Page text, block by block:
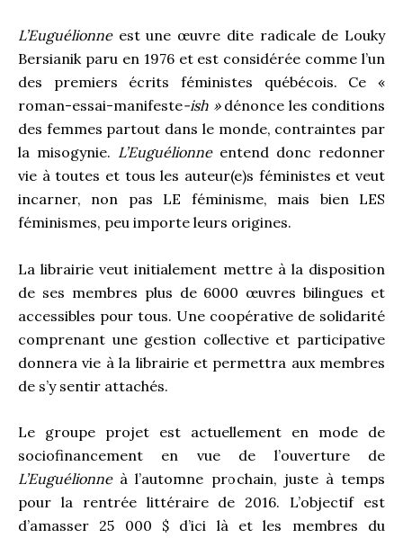
L’Euguélionneest une œuvre dite radicale de Louky
Bersianik paru en 1976 et est considérée comme l’un
des premiers écrits féministes québécois. Ce «
roman-essai-manifeste-ish » dénonce les conditions
des femmes partout dans le monde, contraintes par
la misogynie. L’Euguélionneentend donc redonner
vie à toutes et tous les auteur(e)s féministes et veut
incarner, non pas LE féminisme, mais bien LES
féminismes, peu importe leurs origines.
La librairie veut initialement mettre à la disposition
de ses membres plus de 6000 œuvres bilingues et
accessibles pour tous. Une coopérative de solidarité
comprenant une gestion collective et participative
donnera vie à la librairie et permettra aux membres
de s’y sentir attachés.
Le groupe projet est actuellement en mode de
sociofinancement en vue de l’ouverture de
L’Euguélionneà l’automne prochain, juste à temps
pour la rentrée littéraire de 2016. L’objectif est
d’amasser 25 000 $ d’ici là et les membres du